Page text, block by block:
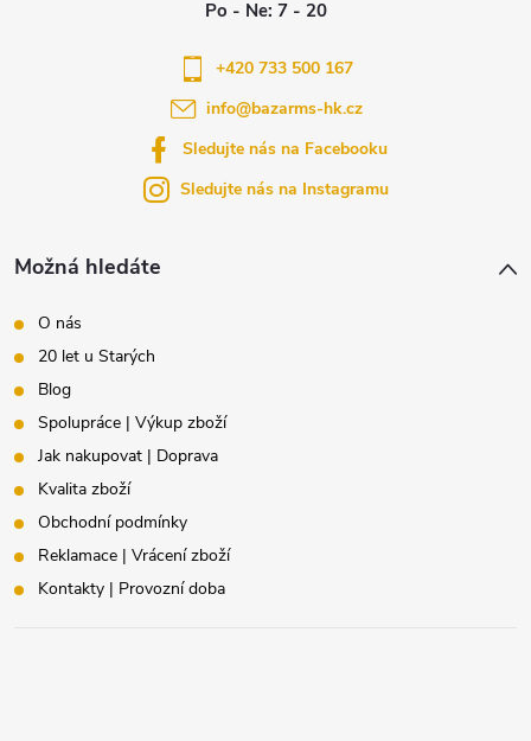
Možná hledáte
O nás
20 let u Starých
Blog
Spolupráce | Výkup zboží
Jak nakupovat | Doprava
Kvalita zboží
Obchodní podmínky
Reklamace | Vrácení zboží
Kontakty | Provozní doba
info@bazarms-hk.cz
+420 733 500 167
Sledujte nás na Facebooku
Sledujte nás na Instagramu